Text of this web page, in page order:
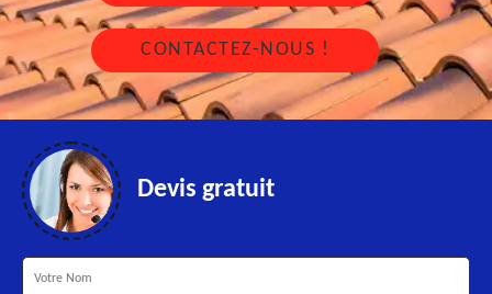
CONTACTEZ-NOUS !
Devis gratuit